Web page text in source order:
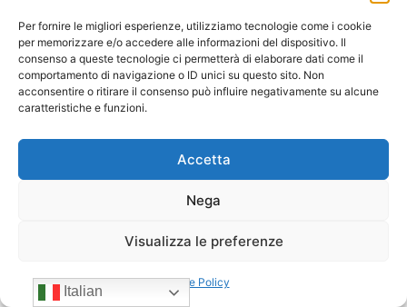
Per fornire le migliori esperienze, utilizziamo tecnologie come i cookie
per memorizzare e/o accedere alle informazioni del dispositivo. Il
consenso a queste tecnologie ci permetterà di elaborare dati come il
comportamento di navigazione o ID unici su questo sito. Non
acconsentire o ritirare il consenso può influire negativamente su alcune
caratteristiche e funzioni.
Accetta
Nega
Visualizza le preferenze
Cookie Policy
Bergamo TV: “I gestori H24 non
Italian